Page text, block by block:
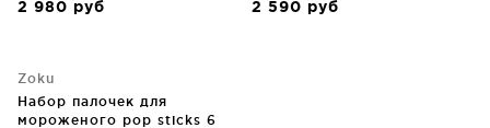
2 980 руб 2 590 руб
Zoku
Набор палочек для
мороженого pop sticks 6